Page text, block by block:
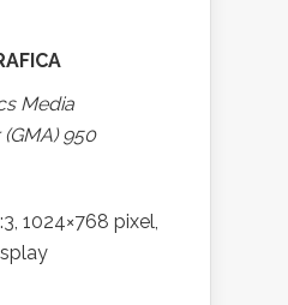
Media
950
1024×768 pixel,